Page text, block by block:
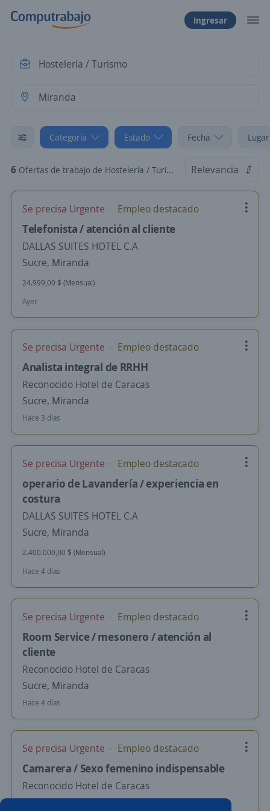
Ingresar
Categoría Estado Fecha
6 Ofertas de trabajo de Hostelería / Turismo en Miranda Relevancia
Se precisa Urgente Empleo destacado
Telefonista / atención al cliente
DALLAS SUITES HOTEL C.A
Sucre, Miranda
24.999,00 $ (Mensual)
Ayer
Se precisa Urgente Empleo destacado
Analista integral de RRHH
Reconocido Hotel de Caracas
Sucre, Miranda
Hace 3 días
Se precisa Urgente Empleo destacado
operario de Lavandería / experiencia en
costura
DALLAS SUITES HOTEL C.A
Sucre, Miranda
2.400.000,00 $ (Mensual)
Hace 4 días
Se precisa Urgente Empleo destacado
Room Service / mesonero / atención al
cliente
Reconocido Hotel de Caracas
Sucre, Miranda
Hace 4 días
Se precisa Urgente Empleo destacado
Camarera / Sexo femenino indispensable
Reconocido Hotel de Caracas
Sucre, Miranda